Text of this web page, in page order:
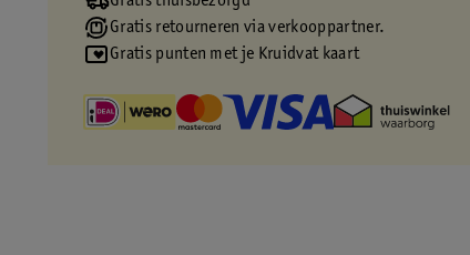
Gratis retourneren via verkooppartner.
Gratis punten met je Kruidvat kaart